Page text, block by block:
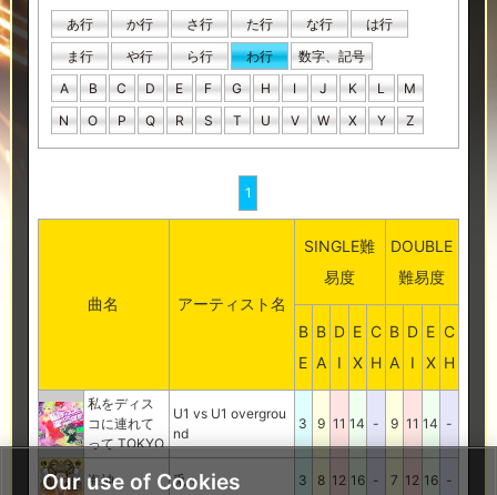
あ行 か行 さ行 た行 な行
は行
ま行
や行 ら行 わ行
数字、記号
A
B C D E F G H I J K L
M
N
O P Q R S T U V W X Y Z
1
曲名 アーティスト名
SINGLE難
易度
DOUBLE
難易度
B
E
B
A
D
I
E
X
C
H
B
A
D
I
E
X
C
H
私をディス
コに連れて
って TOKYO
U1 vs U1 overgrou
nd
3 9 11 14 - 9 11 14 -
海神 兎々 3 8 12 16 - 7 12 16 -
Our use of Cookies